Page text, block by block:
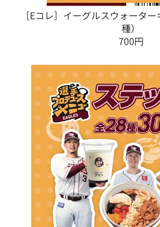
［Eコレ］イーグルスウォータ
種）
700円